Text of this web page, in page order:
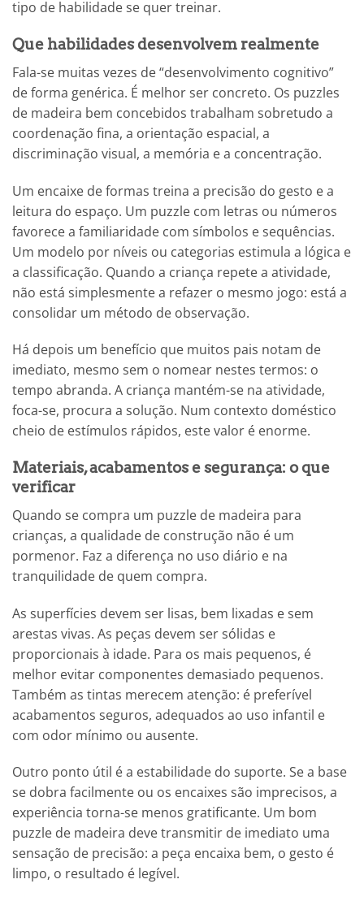
tipo de habilidade se quer treinar.
Que habilidades desenvolvem realmente
Fala-se muitas vezes de “desenvolvimento cognitivo”
de forma genérica. É melhor ser concreto. Os puzzles
de madeira bem concebidos trabalham sobretudo a
coordenação fina, a orientação espacial, a
discriminação visual, a memória e a concentração.
Um encaixe de formas treina a precisão do gesto e a
leitura do espaço. Um puzzle com letras ou números
favorece a familiaridade com símbolos e sequências.
Um modelo por níveis ou categorias estimula a lógica e
a classificação. Quando a criança repete a atividade,
não está simplesmente a refazer o mesmo jogo: está a
consolidar um método de observação.
Há depois um benefício que muitos pais notam de
imediato, mesmo sem o nomear nestes termos: o
tempo abranda. A criança mantém-se na atividade,
foca-se, procura a solução. Num contexto doméstico
cheio de estímulos rápidos, este valor é enorme.
Materiais, acabamentos e segurança: o que
verificar
Quando se compra um puzzle de madeira para
crianças, a qualidade de construção não é um
pormenor. Faz a diferença no uso diário e na
tranquilidade de quem compra.
As superfícies devem ser lisas, bem lixadas e sem
arestas vivas. As peças devem ser sólidas e
proporcionais à idade. Para os mais pequenos, é
melhor evitar componentes demasiado pequenos.
Também as tintas merecem atenção: é preferível
acabamentos seguros, adequados ao uso infantil e
com odor mínimo ou ausente.
Outro ponto útil é a estabilidade do suporte. Se a base
se dobra facilmente ou os encaixes são imprecisos, a
experiência torna-se menos gratificante. Um bom
puzzle de madeira deve transmitir de imediato uma
sensação de precisão: a peça encaixa bem, o gesto é
limpo, o resultado é legível.